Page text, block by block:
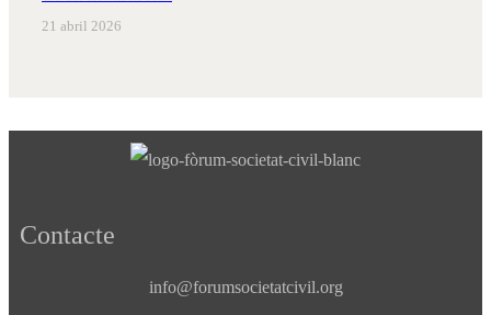
21 abril 2026
Contacte
info@forumsocietatcivil.org